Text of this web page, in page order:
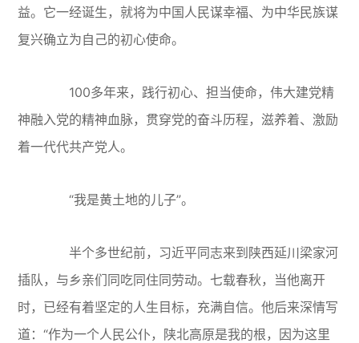
益。它一经诞生，就将为中国人民谋幸福、为中华民族谋
复兴确立为自己的初心使命。
100多年来，践行初心、担当使命，伟大建党精
神融入党的精神血脉，贯穿党的奋斗历程，滋养着、激励
着一代代共产党人。
“我是黄土地的儿子”。
半个多世纪前，习近平同志来到陕西延川梁家河
插队，与乡亲们同吃同住同劳动。七载春秋，当他离开
时，已经有着坚定的人生目标，充满自信。他后来深情写
道：“作为一个人民公仆，陕北高原是我的根，因为这里